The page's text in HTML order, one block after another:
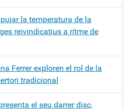
la temperatura de la
reivindicatius a ritme de
Ferrer exploren el rol de la
tradicional
el seu darrer disc,